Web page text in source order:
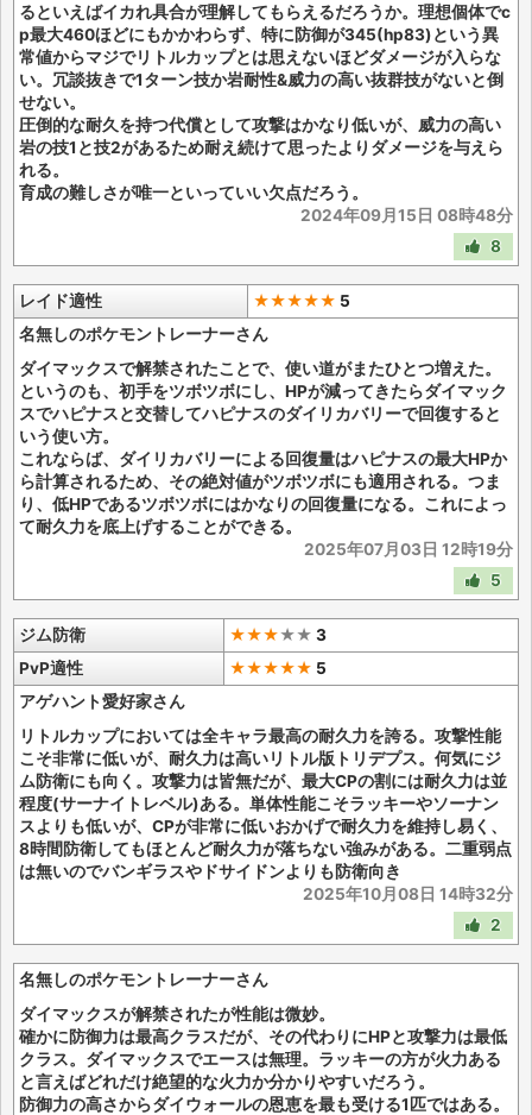
るといえばイカれ具合が理解してもらえるだろうか。理想個体でc
p最大460ほどにもかかわらず、特に防御が345(hp83)という異
常値からマジでリトルカップとは思えないほどダメージが入らな
い。冗談抜きで1ターン技か岩耐性&威力の高い抜群技がないと倒
せない。
圧倒的な耐久を持つ代償として攻撃はかなり低いが、威力の高い
岩の技1と技2があるため耐え続けて思ったよりダメージを与えら
れる。
育成の難しさが唯一といっていい欠点だろう。
2024年09月15日 08時48分
8
レイド適性 ★★★★★ 5
名無しのポケモントレーナーさん
ダイマックスで解禁されたことで、使い道がまたひとつ増えた。
というのも、初手をツボツボにし、HPが減ってきたらダイマック
スでハピナスと交替してハピナスのダイリカバリーで回復すると
いう使い方。
これならば、ダイリカバリーによる回復量はハピナスの最大HPか
ら計算されるため、その絶対値がツボツボにも適用される。つま
り、低HPであるツボツボにはかなりの回復量になる。これによっ
て耐久力を底上げすることができる。
2025年07月03日 12時19分
5
ジム防衛 ★★★★★ 3
PvP適性
★★★★★ 5
アゲハント愛好家さん
リトルカップにおいては全キャラ最高の耐久力を誇る。攻撃性能
こそ非常に低いが、耐久力は高いリトル版トリデプス。何気にジ
ム防衛にも向く。攻撃力は皆無だが、最大CPの割には耐久力は並
程度(サーナイトレベル)ある。単体性能こそラッキーやソーナン
スよりも低いが、CPが非常に低いおかげで耐久力を維持し易く、
8時間防衛してもほとんど耐久力が落ちない強みがある。二重弱点
は無いのでバンギラスやドサイドンよりも防衛向き
2025年10月08日 14時32分
2
名無しのポケモントレーナーさん
ダイマックスが解禁されたが性能は微妙。
確かに防御力は最高クラスだが、その代わりにHPと攻撃力は最低
クラス。ダイマックスでエースは無理。ラッキーの方が火力ある
と言えばどれだけ絶望的な火力か分かりやすいだろう。
防御力の高さからダイウォールの恩恵を最も受ける1匹ではある。